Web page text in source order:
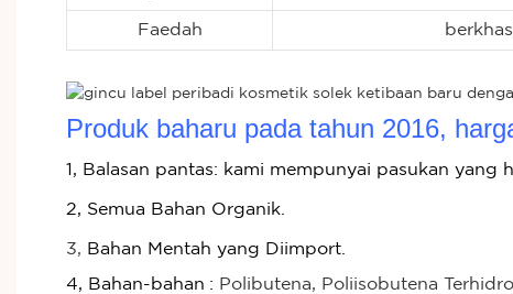
Faedah
Produk baharu pada tahun 2016,
1, Balasan pantas: kami mempunyai pasukan yang
2, Semua Bahan Organik.
3, Bahan Mentah yang Diimport.
4, Bahan-bahan : Polibutena, Poliisobutena